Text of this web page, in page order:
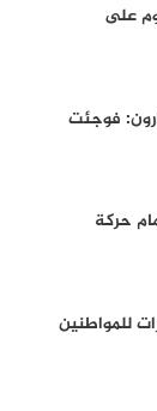
على
فوجئت
حركة
للمواطنين